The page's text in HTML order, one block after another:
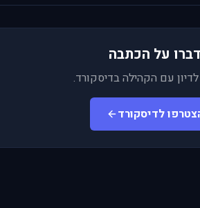
דברו על הכתבה
עם הקהילה בדיסקורד.
לדיסקורד